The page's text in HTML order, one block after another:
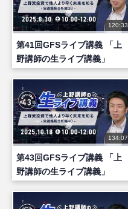
120:33
第41回GFSライブ講義 「上
野講師の生ライブ講義」
134:07
第43回GFSライブ講義 「上
野講師の生ライブ講義」